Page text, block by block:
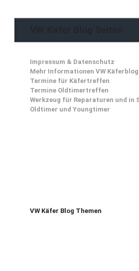
Impressum & Datenschutz
Mehr Informationen VW Käferblog
Termine für Käfertreffen
Termine Oldtimertreffen
Werkzeug für Reparaturen und in
Oldtimer und Youngtimer
VW Käfer Blog Themen